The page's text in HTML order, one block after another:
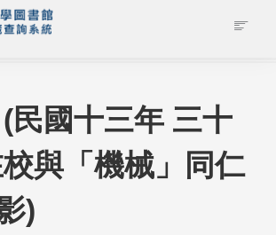
民國十三年 三十
與「機械」同仁
)